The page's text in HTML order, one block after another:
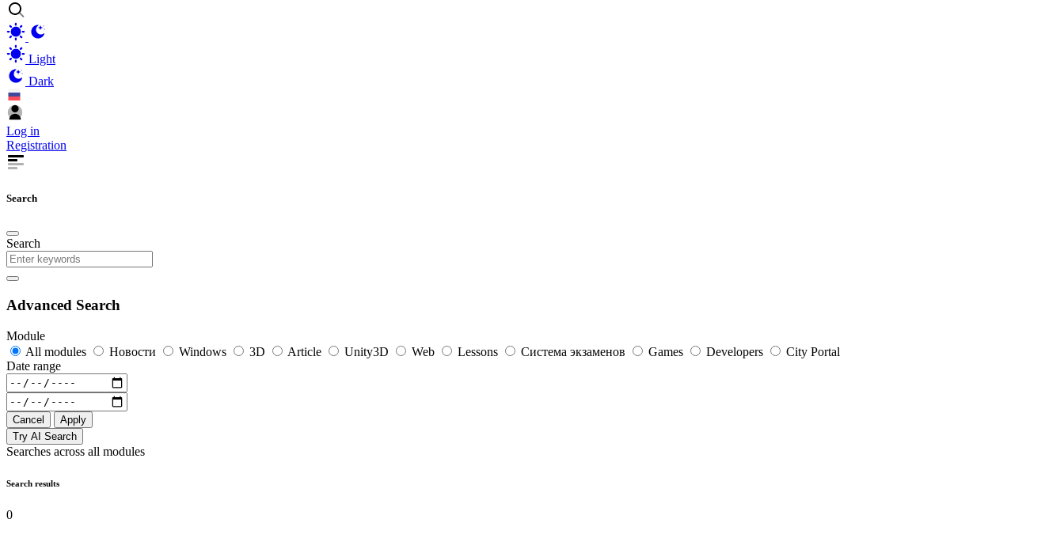
Light
Dark
Log in
Registration
Search
Search
Advanced Search
Module
All modules
Новости Windows 3D Article Unity3D Web Lessons Система экзаменов Games Developers
City Portal
Date range
Cancel
Apply
Try AI Search
Searches across all modules
Search results
0